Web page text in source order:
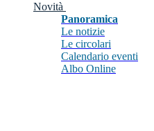
Novità
Panoramica
Le notizie
Le circolari
Calendario eventi
Albo Online